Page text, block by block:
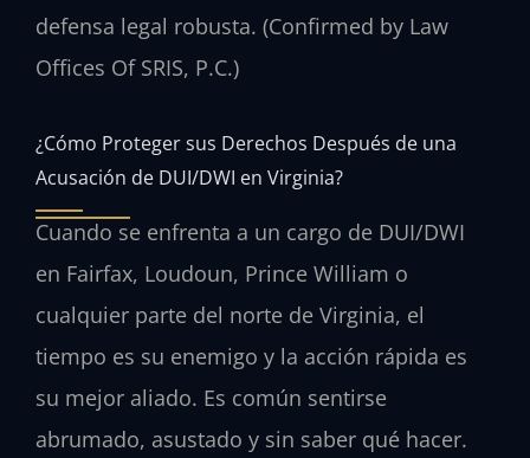
defensa legal robusta. (Confirmed by Law
Offices Of SRIS, P.C.)
¿Cómo Proteger sus Derechos Después de una
Acusación de DUI/DWI en Virginia?
Cuando se enfrenta a un cargo de DUI/DWI
en Fairfax, Loudoun, Prince William o
cualquier parte del norte de Virginia, el
tiempo es su enemigo y la acción rápida es
su mejor aliado. Es común sentirse
abrumado, asustado y sin saber qué hacer.